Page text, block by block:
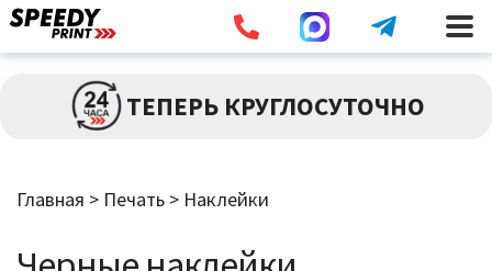
ПЕЧАТЬ ТЕПЕРЬ КРУГЛОСУТОЧНО
Главная > Печать > Наклейки